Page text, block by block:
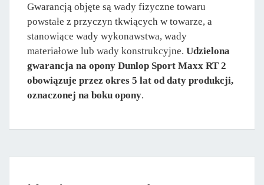
Gwarancją objęte są wady fizyczne towaru
powstałe z przyczyn tkwiących w towarze, a
stanowiące wady wykonawstwa, wady
materiałowe lub wady konstrukcyjne. Udzielona
gwarancja na opony Dunlop Sport Maxx RT 2
obowiązuje przez okres 5 lat od daty produkcji,
oznaczonej na boku opony.